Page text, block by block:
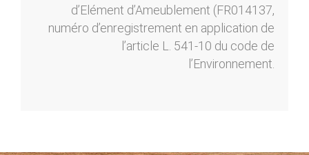
d’Elément d’Ameublement (FR014137,
numéro d’enregistrement en application de
l’article L. 541-10 du code de
l’Environnement.